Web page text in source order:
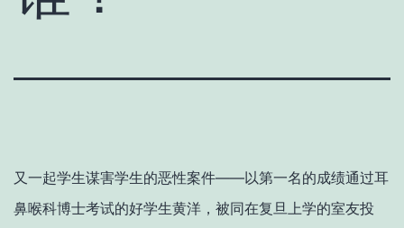
又一起学生谋害学生的恶性案件——以第一名的成绩通过耳
鼻喉科博士考试的好学生黄洋，被同在复旦上学的室友投